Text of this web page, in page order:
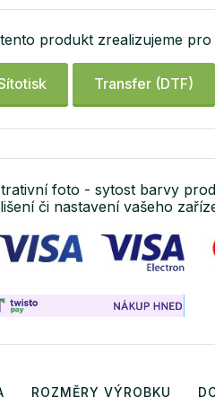
produkt zrealizujeme pro
Transfer (DTF)
foto - sytost barvy
či nastavení vašeho
ROZMĚRY VÝROBKU